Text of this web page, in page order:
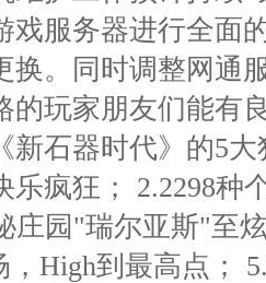
戏服务器进行全面
换。同时调整网通
的玩家朋友们能有
新石器时代》的5
乐疯狂； 2.2298种
庄园"瑞尔亚斯"至
High到最高点；